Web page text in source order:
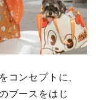
コンセプトに、
ブースをはじ